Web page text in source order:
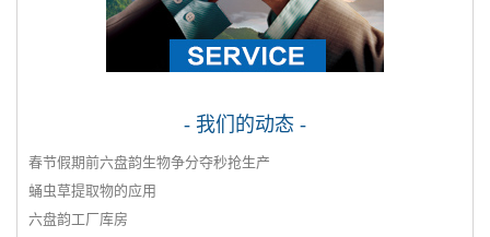
- 我们的动态 -
春节假期前六盘韵生物争分夺秒抢生产
蛹虫草提取物的应用
六盘韵工厂库房